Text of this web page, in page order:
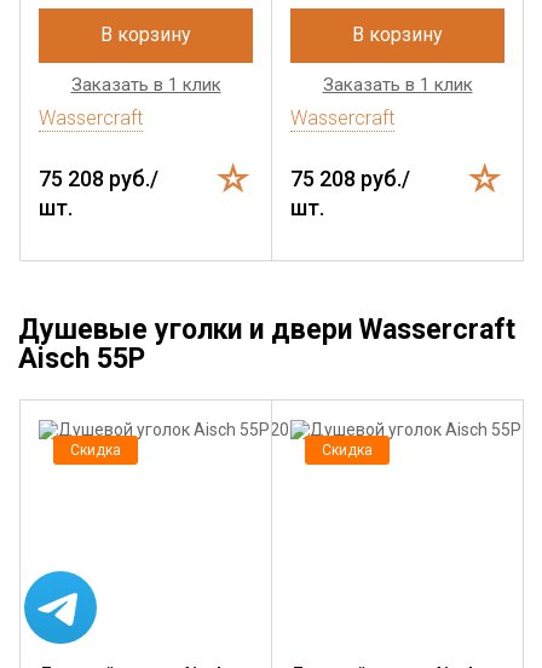
В корзину
Заказать в 1 клик
Wassercraft
75 208 руб./
шт.
В корзину
Заказать в 1 клик
Wassercraft
75 208 руб./
шт.
Душевые уголки и двери Wassercraft
Aisch 55P
Скидка Скидка